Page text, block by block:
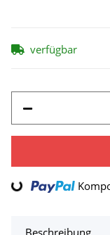
verfügbar
Loading...
Beschreibung